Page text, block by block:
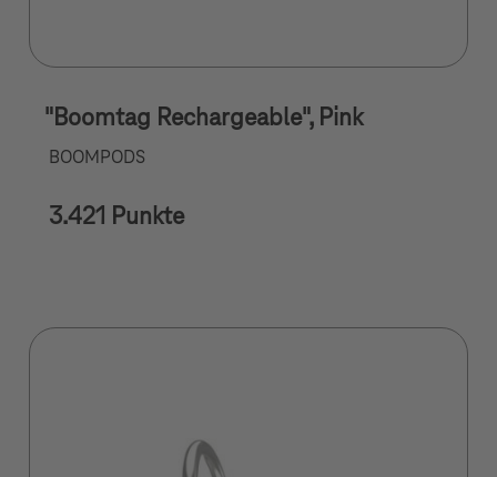
"Boomtag Rechargeable", Pink
BOOMPODS
3.421 Punkte